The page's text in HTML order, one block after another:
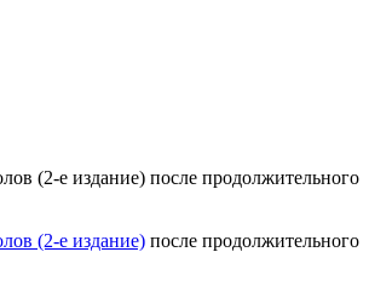
(2-е издание) после продолжительного
(2-е издание) после продолжительного